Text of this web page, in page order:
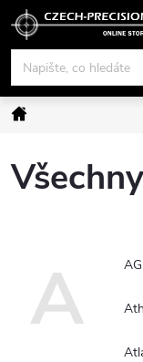
Přejít
obsah
Domů
A